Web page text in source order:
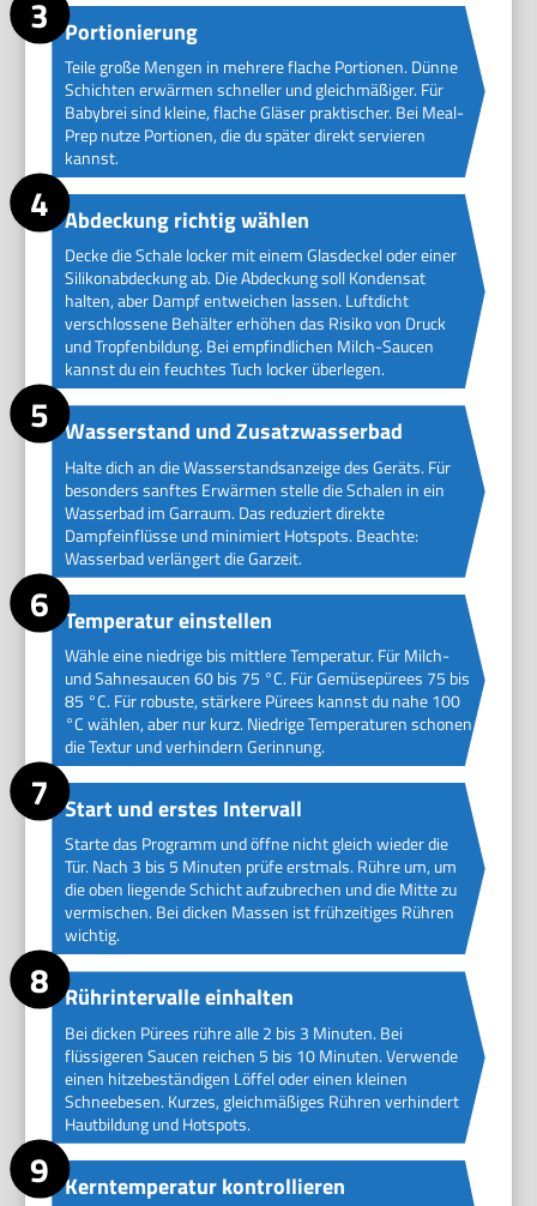
Portionierung
Teile große Mengen in mehrere flache Portionen. Dünne
Schichten erwärmen schneller und gleichmäßiger. Für
Babybrei sind kleine, flache Gläser praktischer. Bei Meal-
Prep nutze Portionen, die du später direkt servieren
kannst.
Abdeckung richtig wählen
Decke die Schale locker mit einem Glasdeckel oder einer
Silikonabdeckung ab. Die Abdeckung soll Kondensat
halten, aber Dampf entweichen lassen. Luftdicht
verschlossene Behälter erhöhen das Risiko von Druck
und Tropfenbildung. Bei empfindlichen Milch-Saucen
kannst du ein feuchtes Tuch locker überlegen.
Wasserstand und Zusatzwasserbad
Halte dich an die Wasserstandsanzeige des Geräts. Für
besonders sanftes Erwärmen stelle die Schalen in ein
Wasserbad im Garraum. Das reduziert direkte
Dampfeinflüsse und minimiert Hotspots. Beachte:
Wasserbad verlängert die Garzeit.
Temperatur einstellen
Wähle eine niedrige bis mittlere Temperatur. Für Milch-
und Sahnesaucen 60 bis 75 °C. Für Gemüsepürees 75 bis
85 °C. Für robuste, stärkere Pürees kannst du nahe 100
°C wählen, aber nur kurz. Niedrige Temperaturen schonen
die Textur und verhindern Gerinnung.
Start und erstes Intervall
Starte das Programm und öffne nicht gleich wieder die
Tür. Nach 3 bis 5 Minuten prüfe erstmals. Rühre um, um
die oben liegende Schicht aufzubrechen und die Mitte zu
vermischen. Bei dicken Massen ist frühzeitiges Rühren
wichtig.
Rührintervalle einhalten
Bei dicken Pürees rühre alle 2 bis 3 Minuten. Bei
flüssigeren Saucen reichen 5 bis 10 Minuten. Verwende
einen hitzebeständigen Löffel oder einen kleinen
Schneebesen. Kurzes, gleichmäßiges Rühren verhindert
Hautbildung und Hotspots.
Kerntemperatur kontrollieren